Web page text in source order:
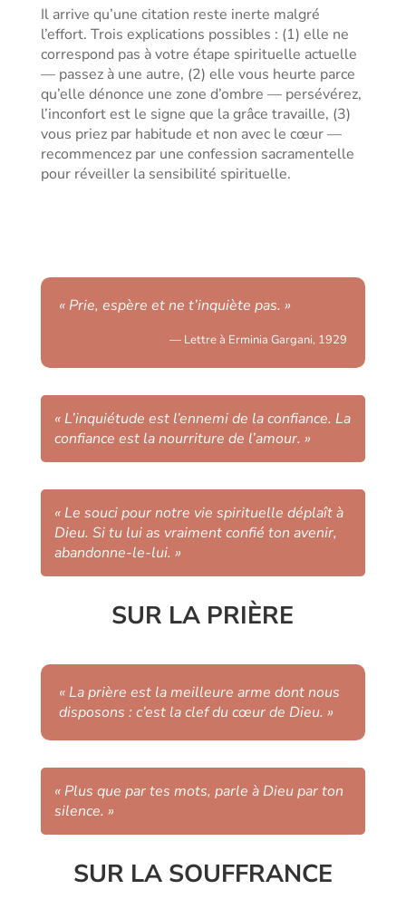
Il arrive qu’une citation reste inerte malgré
l’effort. Trois explications possibles : (1) elle ne
correspond pas à votre étape spirituelle actuelle
— passez à une autre, (2) elle vous heurte parce
qu’elle dénonce une zone d’ombre — persévérez,
l’inconfort est le signe que la grâce travaille, (3)
vous priez par habitude et non avec le cœur —
recommencez par une confession sacramentelle
pour réveiller la sensibilité spirituelle.
« Prie, espère et ne t’inquiète pas. »
— Lettre à Erminia Gargani, 1929
« L’inquiétude est l’ennemi de la confiance. La
confiance est la nourriture de l’amour. »
« Le souci pour notre vie spirituelle déplaît à
Dieu. Si tu lui as vraiment confié ton avenir,
abandonne-le-lui. »
SUR LA PRIÈRE
« La prière est la meilleure arme dont nous
disposons : c’est la clef du cœur de Dieu. »
« Plus que par tes mots, parle à Dieu par ton
silence. »
SUR LA SOUFFRANCE